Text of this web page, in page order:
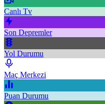
Canlı Tv
Son Depremler
Yol Durumu
Maç Merkezi
Puan Durumu